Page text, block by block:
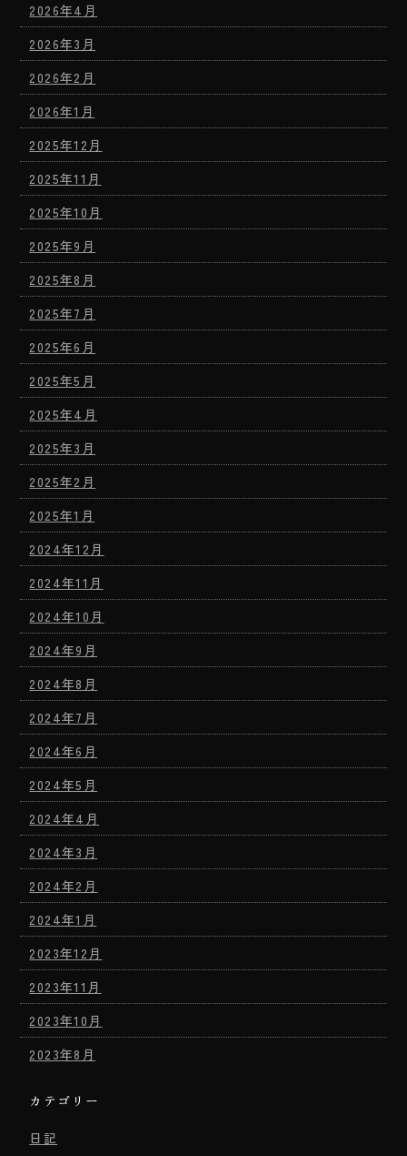
2026年4月
2026年3月
2026年2月
2026年1月
2025年12月
2025年11月
2025年10月
2025年9月
2025年8月
2025年7月
2025年6月
2025年5月
2025年4月
2025年3月
2025年2月
2025年1月
2024年12月
2024年11月
2024年10月
2024年9月
2024年8月
2024年7月
2024年6月
2024年5月
2024年4月
2024年3月
2024年2月
2024年1月
2023年12月
2023年11月
2023年10月
2023年8月
カテゴリー
日記